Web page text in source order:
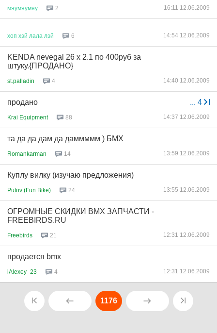
мяумяумяу 2 16:11 12.06.2009
хоп хэй лала лэй 6 14:54 12.06.2009
KENDA nevegal 26 х 2.1 по 400руб за
штуку.{ПРОДАНО}
st.palladin 4 14:40 12.06.2009
... 4
продано
Krai Equipment 88 14:37 12.06.2009
та да да дам да даммммм ) БМХ
Romankarman 14 13:59 12.06.2009
Куплу вилку (изучаю предложения)
Putov (Fun Bike) 24 13:55 12.06.2009
ОГРОМНЫЕ СКИДКИ BMX ЗАПЧАСТИ -
FREEBIRDS.RU
Freebirds 21 12:31 12.06.2009
продается bmx
iAlexey_23 4 12:31 12.06.2009
1176